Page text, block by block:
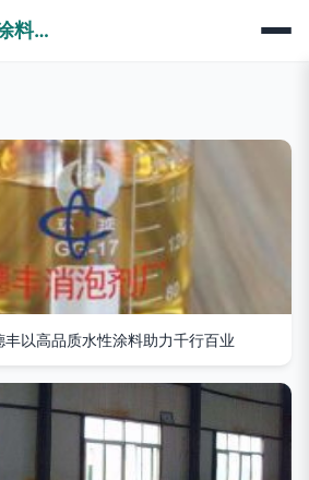
佛山市顺德区寸金涂料有限公司
以高品质水性涂料助力千行百业